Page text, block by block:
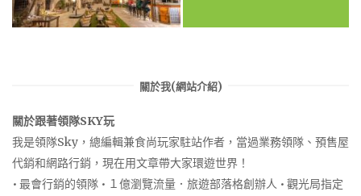
關於我(網站介紹)
關於跟著領隊SKY玩
我是領隊Sky，總編輯兼食尚玩家駐站作者，當過業務領隊、預售屋
代銷和網路行銷，現在用文章帶大家環遊世界！
• 最會行銷的領隊 • １億瀏覽流量．旅遊部落格創辦人 • 觀光局指定